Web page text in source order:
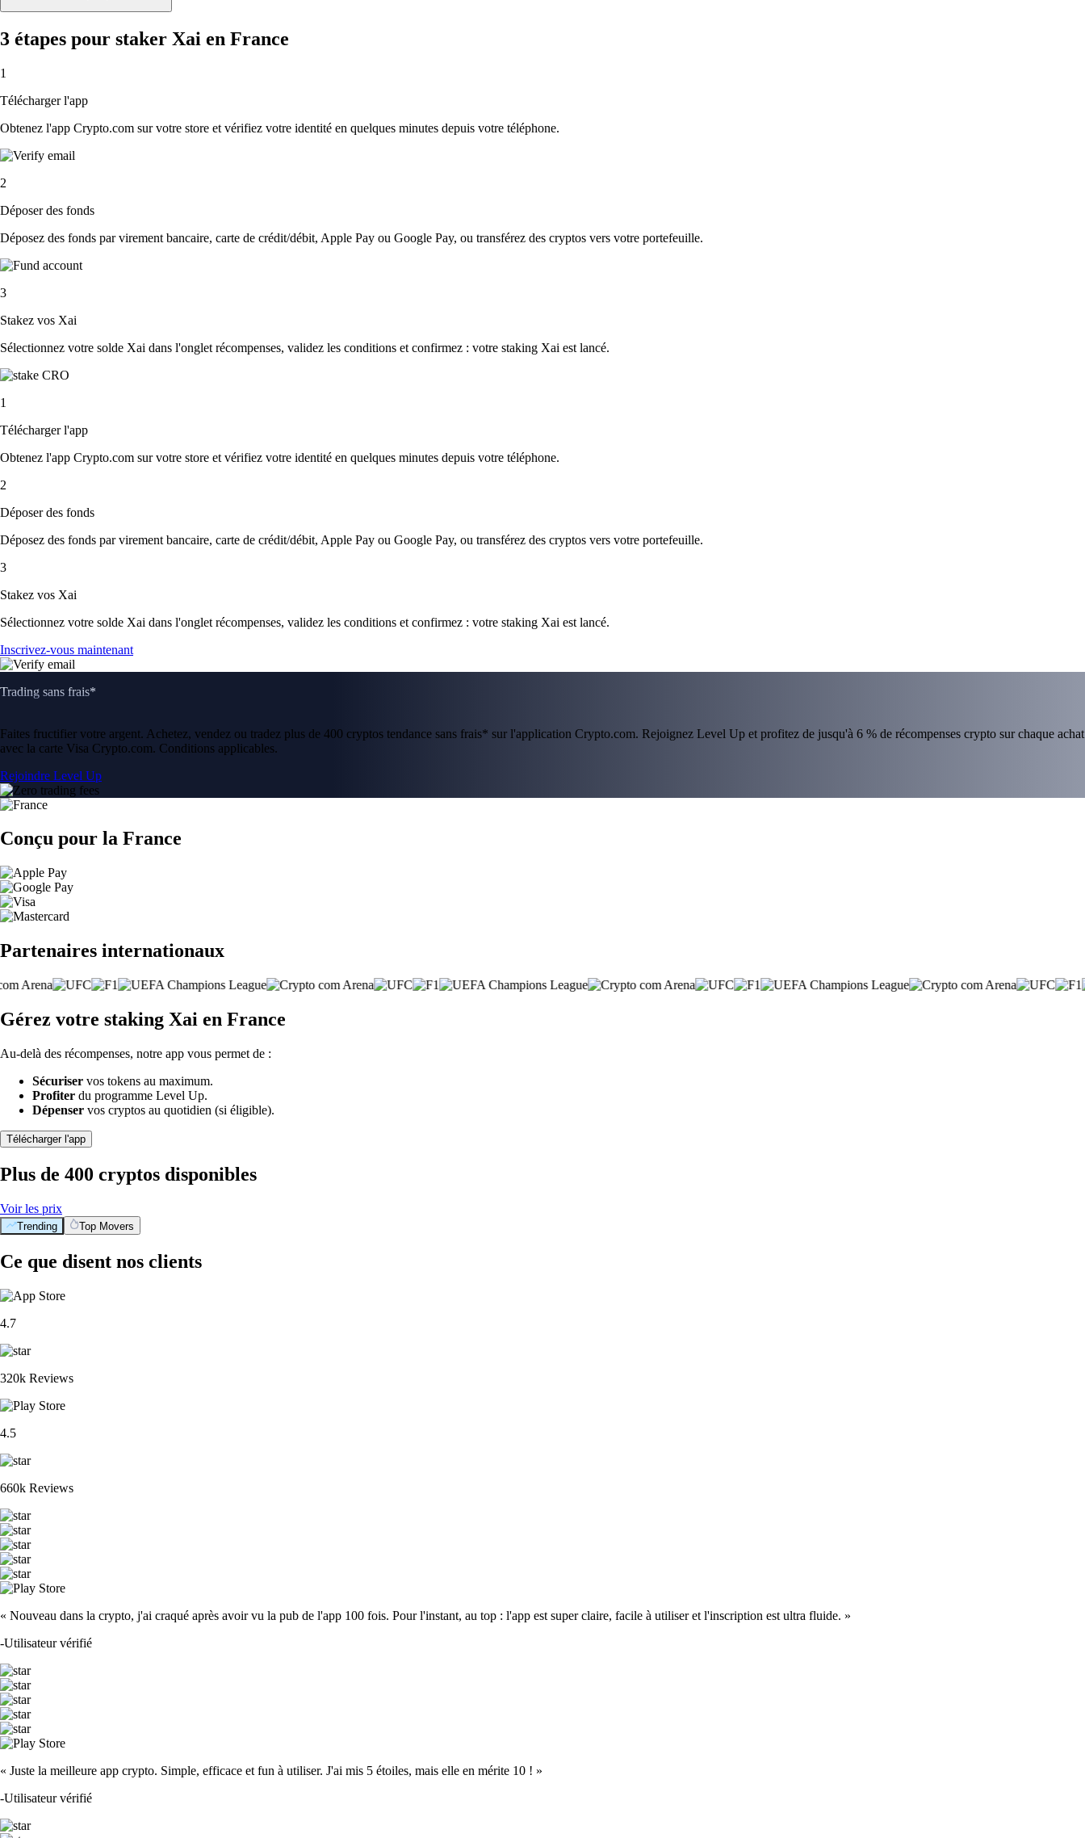
3 étapes pour staker Xai en France
1
Télécharger l'app
Obtenez l'app Crypto.com sur votre store et vérifiez votre identité en quelques minutes depuis votre téléphone.
2
Déposer des fonds
Déposez des fonds par virement bancaire, carte de crédit/débit, Apple Pay ou Google Pay, ou transférez des cryptos vers votre portefeuille.
3
Stakez vos Xai
Sélectionnez votre solde Xai dans l'onglet récompenses, validez les conditions et confirmez : votre staking Xai est lancé.
1
Télécharger l'app
Obtenez l'app Crypto.com sur votre store et vérifiez votre identité en quelques minutes depuis votre téléphone.
2
Déposer des fonds
Déposez des fonds par virement bancaire, carte de crédit/débit, Apple Pay ou Google Pay, ou transférez des cryptos vers votre portefeuille.
3
Stakez vos Xai
Sélectionnez votre solde Xai dans l'onglet récompenses, validez les conditions et confirmez : votre staking Xai est lancé.
Inscrivez-vous maintenant
Trading sans frais*
Faites fructifier votre argent. Achetez, vendez ou tradez plus de 400 cryptos tendance sans frais* sur l'application Crypto.com. Rejoignez Level Up et profitez de jusqu'à 6 % de récompenses crypto sur chaque achat
avec la carte Visa Crypto.com. Conditions applicables.
Rejoindre Level Up
Conçu pour la France
Partenaires internationaux
Gérez votre staking Xai en France
Au-delà des récompenses, notre app vous permet de :
Sécuriser vos tokens au maximum.
Profiter du programme Level Up.
Dépenser vos cryptos au quotidien (si éligible).
Télécharger l'app
Plus de 400 cryptos disponibles
Voir les prix
Trending Top Movers
Ce que disent nos clients
4.7
320k Reviews
4.5
660k Reviews
« Nouveau dans la crypto, j'ai craqué après avoir vu la pub de l'app 100 fois. Pour l'instant, au top : l'app est super claire, facile à utiliser et l'inscription est ultra fluide. »
-Utilisateur vérifié
« Juste la meilleure app crypto. Simple, efficace et fun à utiliser. J'ai mis 5 étoiles, mais elle en mérite 10 ! »
-Utilisateur vérifié